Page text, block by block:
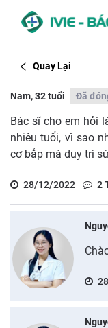
Quay Lại
Nam, 32 tuổi Đã
Bác sĩ cho em hỏi
nhiêu tuổi, vì sao
cơ bắp mà duy trì
28/12/2022 2